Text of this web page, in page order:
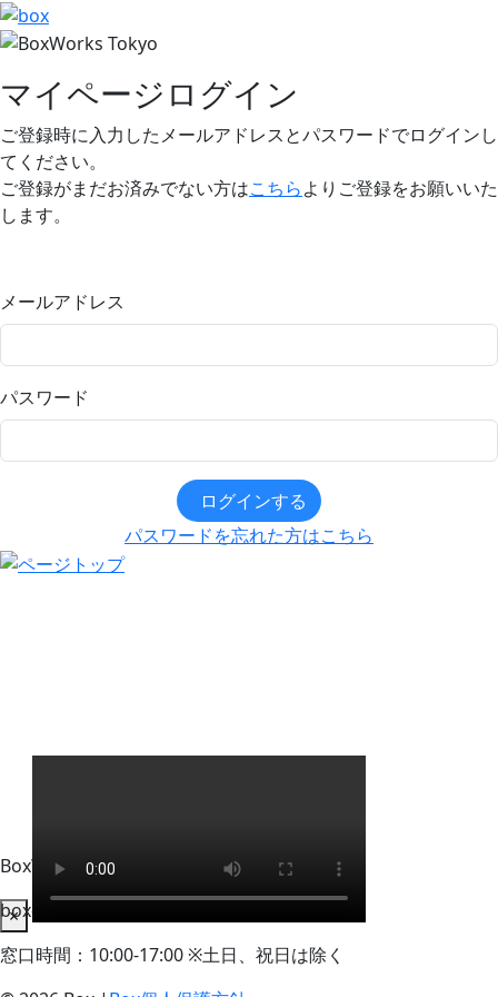
マイページログイン
ご登録時に入力したメールアドレスとパスワードでログインし
てください。
ご登録がまだお済みでない方はこちらよりご登録をお願いいた
します。
メールアドレス
パスワード
ログインする
パスワードを忘れた方はこちら
BoxWorks Tokyo + Osaka 来場者事務局
box-info_registration@event-admin.jp
窓口時間：10:00-17:00 ※土日、祝日は除く
×